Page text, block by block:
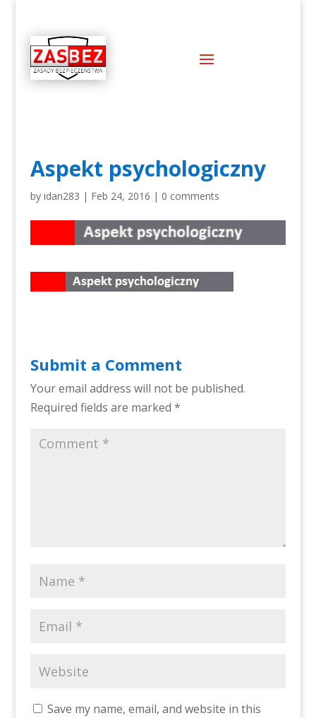
Aspekt psychologiczny
by idan283 | Feb 24, 2016 | 0 comments
Submit a Comment
Your email address will not be published.
Required fields are marked *
Save my name, email, and website in this